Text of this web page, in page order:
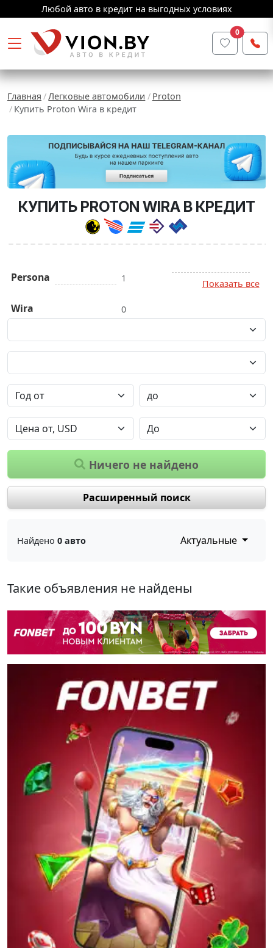
Любой авто в кредит на выгодных условиях
0
Главная Легковые автомобили
Proton
Купить Proton Wira в кредит
КУПИТЬ PROTON WIRA В КРЕДИТ
Persona 1
Wira 0
Показать все
Ничего не найдено
Расширенный поиск
Найдено 0 авто Актуальные
Такие объявления не найдены